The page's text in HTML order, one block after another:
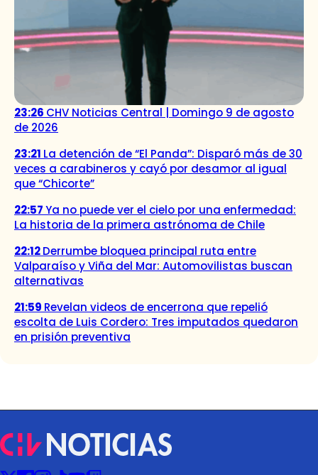
23:26 CHV Noticias Central | Domingo 9 de agosto
de 2026
23:21 La detención de “El Panda”: Disparó más de 30
veces a carabineros y cayó por desamor al igual
que “Chicorte”
22:57Ya no puede ver el cielo por una enfermedad:
La historia de la primera astrónoma de Chile
22:12Derrumbe bloquea principal ruta entre
Valparaíso y Viña del Mar: Automovilistas buscan
alternativas
21:59 Revelan videos de encerrona que repelió
escolta de Luis Cordero: Tres imputados quedaron
en prisión preventiva